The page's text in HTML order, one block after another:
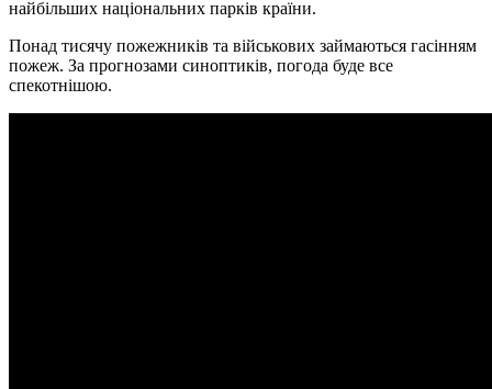
найбільших національних парків країни.
Понад тисячу пожежників та військових займаються гасінням
пожеж. За прогнозами синоптиків, погода буде все
спекотнішою.